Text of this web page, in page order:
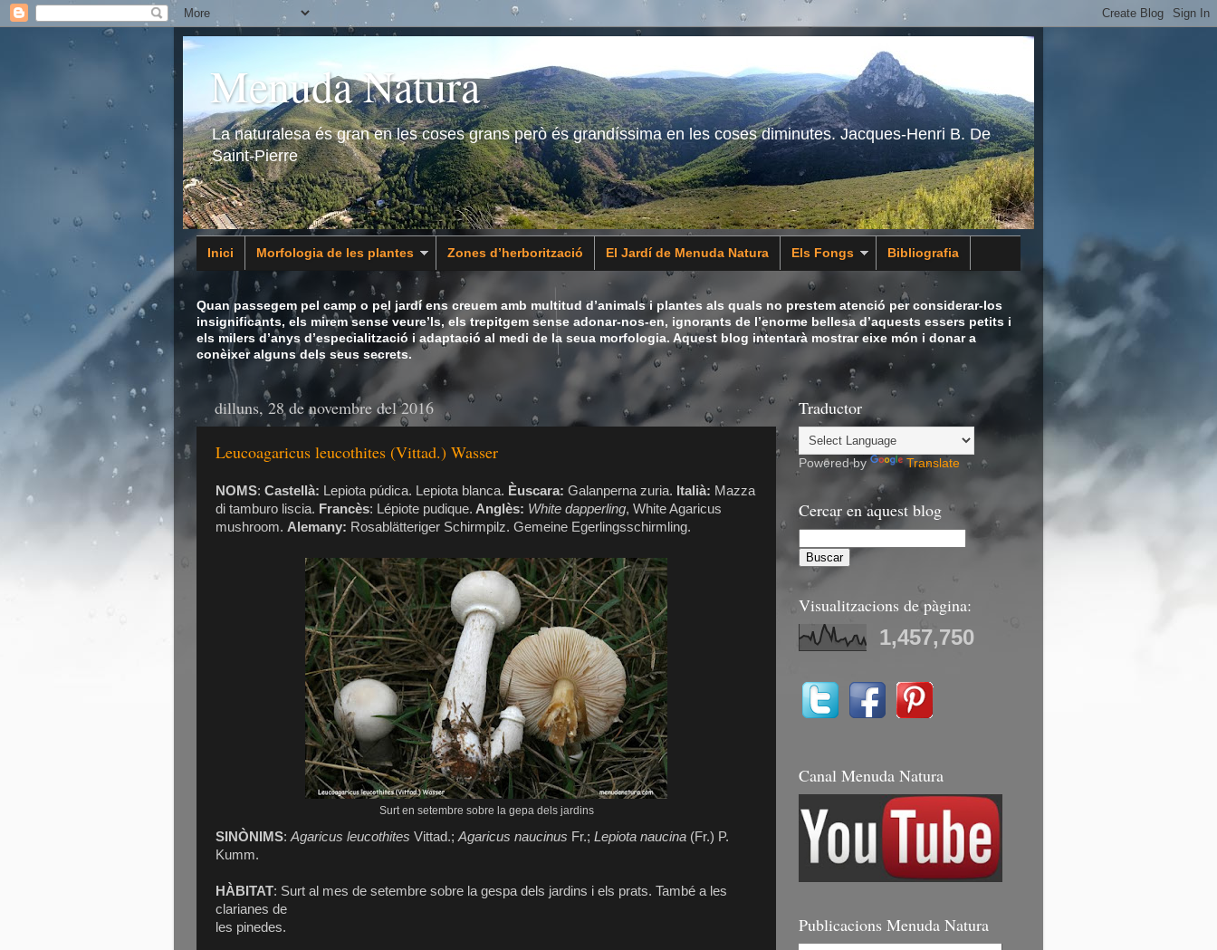
Menuda Natura
La naturalesa és gran en les coses grans però és grandíssima en les coses diminutes. Jacques-Henri B. De
Saint-Pierre
Inici Morfologia de les plantes Zones d’herborització El Jardí de Menuda Natura Els Fongs Bibliografia
Animalia
Quan passegem pel camp o pel jardí ens creuem amb multitud d’animals i plantes als quals no prestem atenció per considerar-los
insignificants, els mirem sense veure’ls, els trepitgem sense adonar-nos-en, ignorants de l’enorme bellesa d’aquests essers petits i
els milers d’anys d’especialització i adaptació al medi de la seua morfologia. Aquest blog intentarà mostrar eixe món i donar a
conèixer alguns dels seus secrets.
dilluns, 28 de novembre del 2016
Leucoagaricus leucothites (Vittad.) Wasser
NOMS: Castellà: Lepiota púdica. Lepiota blanca. Èuscara: Galanperna zuria. Italià: Mazza
di tamburo liscia. Francès: Lépiote pudique. Anglès: White dapperling, White Agaricus
mushroom. Alemany: Rosablätteriger Schirmpilz. Gemeine Egerlingsschirmling.
Surt en setembre sobre la gepa dels jardins
SINÒNIMS: Agaricus leucothites Vittad.; Agaricus naucinus Fr.; Lepiota naucina (Fr.) P.
Kumm.
HÀBITAT: Surt al mes de setembre sobre la gespa dels jardins i els prats. També a les
clarianes de
les pinedes.
Traductor
Powered by Translate
Cercar en aquest blog
Visualitzacions de pàgina:
1,457,750
Canal Menuda Natura
Publicacions Menuda Natura